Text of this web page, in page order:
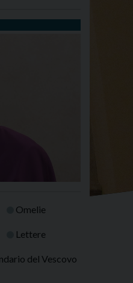
Omelie
Lettere
del Vescovo